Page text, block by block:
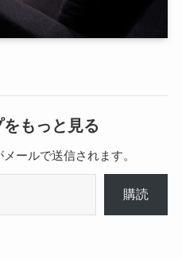
もっと見る
ールで送信されます。
購読